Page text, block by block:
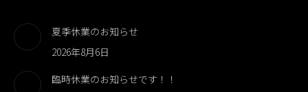
夏季休業のお知らせ
2026年8月6日
臨時休業のお知らせです！！